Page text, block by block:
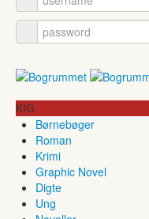
KIG
Børnebøger
Roman
Krimi
Graphic Novel
Digte
Ung